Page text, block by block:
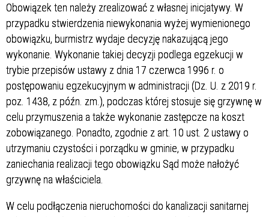
Obowiązek ten należy zrealizować z własnej inicjatywy. W
przypadku stwierdzenia niewykonania wyżej wymienionego
obowiązku, burmistrz wydaje decyzję nakazującą jego
wykonanie. Wykonanie takiej decyzji podlega egzekucji w
trybie przepisów ustawy z dnia 17 czerwca 1996 r. o
postępowaniu egzekucyjnym w administracji (Dz. U. z 2019 r.
poz. 1438, z późn. zm.), podczas której stosuje się grzywnę w
celu przymuszenia a także wykonanie zastępcze na koszt
zobowiązanego. Ponadto, zgodnie z art. 10 ust. 2 ustawy o
utrzymaniu czystości i porządku w gminie, w przypadku
zaniechania realizacji tego obowiązku Sąd może nałożyć
grzywnę na właściciela.
W celu podłączenia nieruchomości do kanalizacji sanitarnej